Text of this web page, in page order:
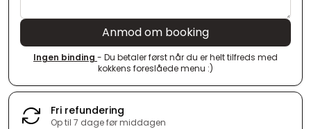
Anmod om booking
Ingen binding - Du betaler først når du er helt tilfreds med
kokkens foreslåede menu :)
Fri refundering
Op til 7 dage før middagen